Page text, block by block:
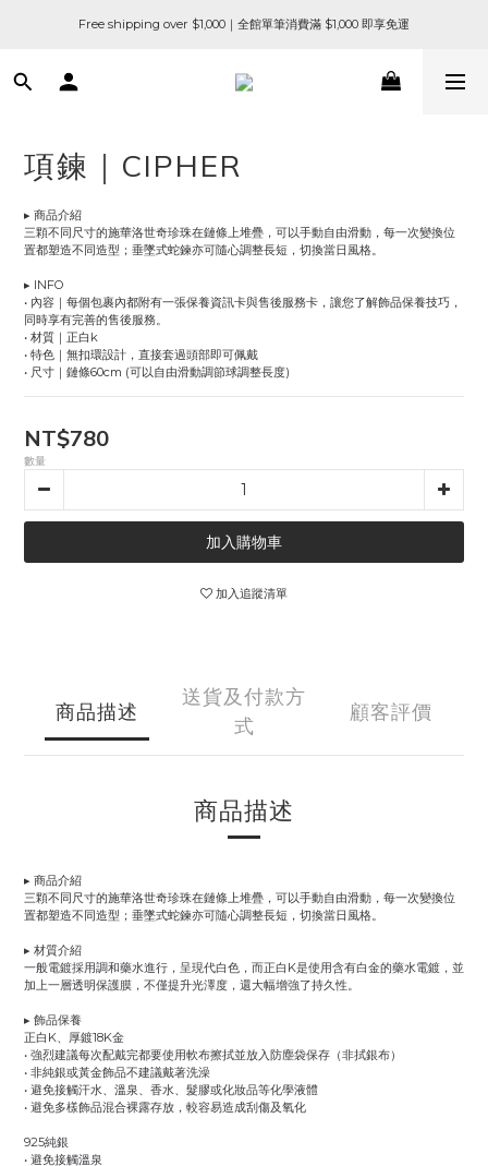
Free shipping over $1,000｜全館單筆消費滿 $1,000 即享免運
項鍊｜CIPHER
▸ 商品介紹
三顆不同尺寸的施華洛世奇珍珠在鏈條上堆疊，可以手動自由滑動，每一次變換位
置都塑造不同造型；垂墜式蛇鍊亦可隨心調整長短，切換當日風格。
▸ INFO
• 內容｜每個包裹內都附有一張保養資訊卡與售後服務卡，讓您了解飾品保養技巧，
同時享有完善的售後服務。
• 材質｜正白k
• 特色｜無扣環設計，直接套過頭部即可佩戴
• 尺寸｜鏈條60cm (可以自由滑動調節球調整長度)
NT$780
數量
加入購物車
加入追蹤清單
商品描述
送貨及付款方
式
顧客評價
商品描述
▸ 商品介紹
三顆不同尺寸的施華洛世奇珍珠在鏈條上堆疊，可以手動自由滑動，每一次變換位
置都塑造不同造型；垂墜式蛇鍊亦可隨心調整長短，切換當日風格。
▸ 材質介紹
一般電鍍採用調和藥水進行，呈現代白色，而正白K是使用含有白金的藥水電鍍，並
加上一層透明保護膜，不僅提升光澤度，還大幅增強了持久性。
▸ 飾品保養
正白K、厚鍍18K金
• 強烈建議每次配戴完都要使用軟布擦拭並放入防塵袋保存（非拭銀布）
• 非純銀或黃金飾品不建議戴著洗澡
• 避免接觸汗水、溫泉、香水、髮膠或化妝品等化學液體
• 避免多樣飾品混合裸露存放，較容易造成刮傷及氧化
925純銀
• 避免接觸溫泉